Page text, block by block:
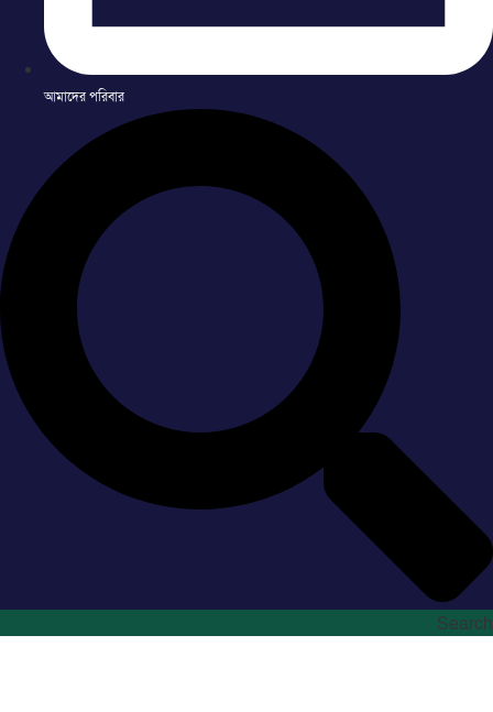
আমাদের পরিবার
Search